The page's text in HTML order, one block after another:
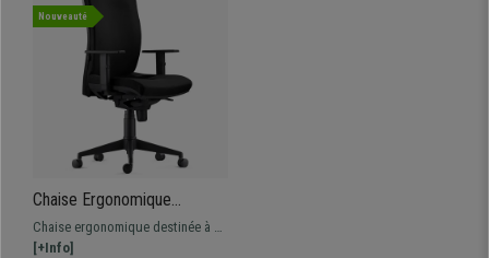
Nouveauté
Chaise Ergonomique
CALVIN, Tissu Ignifuge,
Support Lombaire, Noir
Chaise ergonomique destinée à un
usage professionnel avec dossier
[+Info]